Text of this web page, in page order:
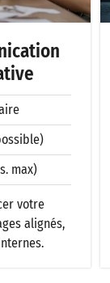
max)
votre
alignés,